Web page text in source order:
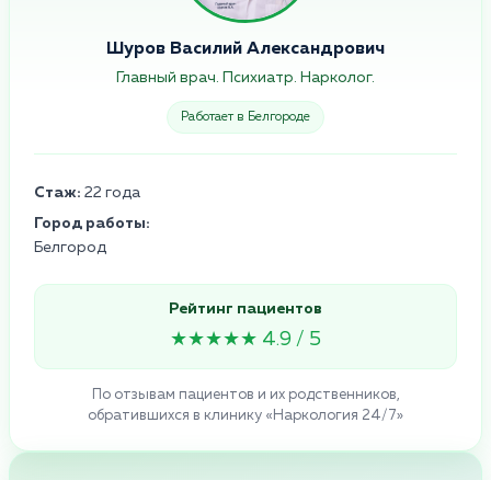
Шуров Василий Александрович
Главный врач. Психиатр. Нарколог.
Работает в Белгороде
Стаж: 22 года
Город работы:
Белгород
Рейтинг пациентов
★★★★★ 4.9 / 5
По отзывам пациентов и их родственников,
обратившихся в клинику «Наркология 24/7»